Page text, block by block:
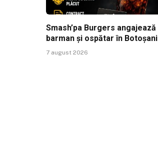
Smash’pa Burgers angajează
barman și ospătar în Botoșani
7 august 2026